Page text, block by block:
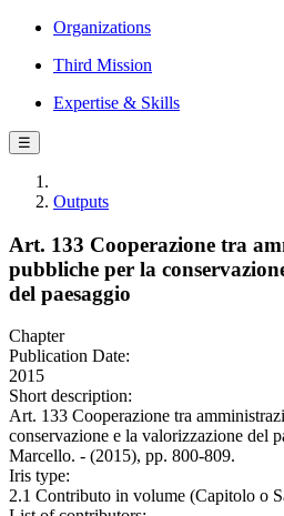
Organizations
Third Mission
Expertise & Skills
☰
Outputs
Art. 133 Cooperazione tra
pubbliche per la
del paesaggio
Chapter
Publication Date:
2015
Short description:
Art. 133 Cooperazione tra
conservazione e la valorizzazione del
Marcello. - (2015), pp. 800-809.
Iris type:
2.1 Contributo in volume (Capitolo o